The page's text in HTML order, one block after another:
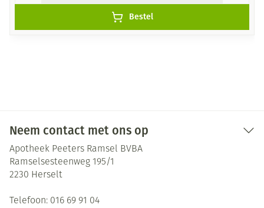
Bestel
Neem contact met ons op
Apotheek Peeters Ramsel BVBA
Ramselsesteenweg 195/1
2230 Herselt
Telefoon: 016 69 91 04